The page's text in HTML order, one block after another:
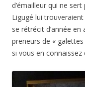
d’émailleur qui ne
Ligugé lui
se rétrécit d’année
preneurs de «
si vous en connaissez